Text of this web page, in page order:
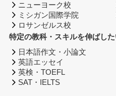
ニューヨーク校
ミシガン国際学院
ロサンゼルス校
特定の教科・スキルを伸ばし
日本語作文・小論文
英語エッセイ
英検・TOEFL
SAT・IELTS